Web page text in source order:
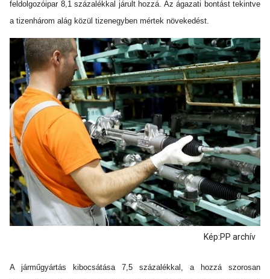
feldolgozóipar 8,1 százalékkal járult hozzá. Az ágazati bontást tekintve
a tizenhárom alág közül tizenegyben mértek növekedést.
Kép:PP archív
A járműgyártás kibocsátása 7,5 százalékkal, a hozzá szorosan